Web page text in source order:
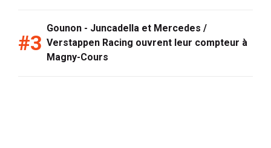
Gounon - Juncadella et Mercedes /
Verstappen Racing ouvrent leur compteur à
Magny-Cours